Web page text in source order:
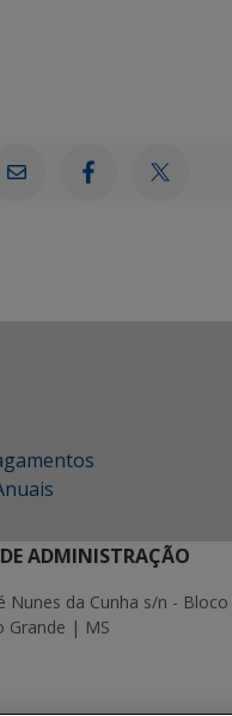
ADMINISTRAÇÃO
Nunes da Cunha s/n - Bloco
Grande | MS